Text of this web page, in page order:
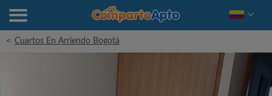
< Cuartos En Arriendo Bogotá